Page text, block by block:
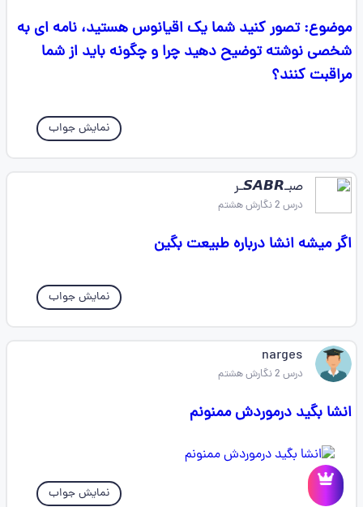
موضوع: تصور کنید شما یک اقیانوس هستید، نامه ای به
شخصی نوشته توضیح دهید چرا و چگونه باید از شما
مراقبت کنند؟
نمایش جواب
صبـ𝙎𝘼𝘽𝙍ـر
درس 2 نگارش هشتم
اگر میشه انشا درباره طبیعت بگین
نمایش جواب
narges
درس 2 نگارش هشتم
انشا بگید درموردش ممنونم
نمایش جواب